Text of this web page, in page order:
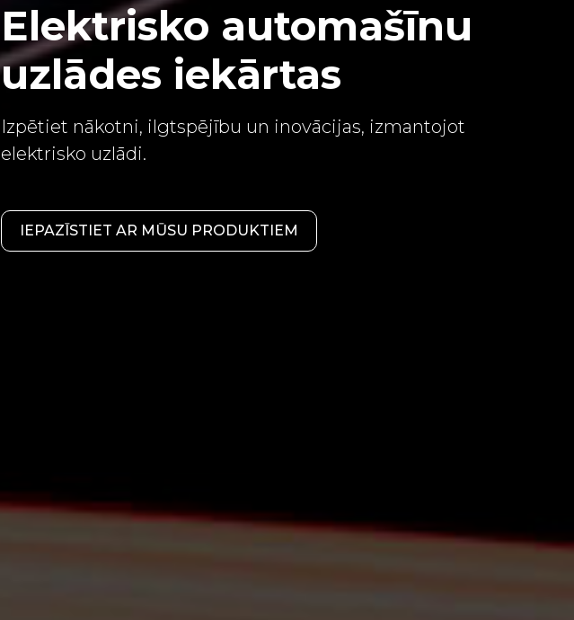
Elektrisko automašīnu
uzlādes iekārtas
Izpētiet nākotni, ilgtspējību un inovācijas, izmantojot
elektrisko uzlādi.
IEPAZĪSTIET AR MŪSU PRODUKTIEM